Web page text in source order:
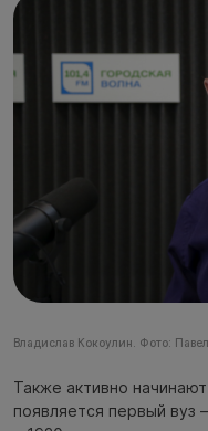
Владислав Кокоулин. Фото:
Также активно
появляется первый вуз